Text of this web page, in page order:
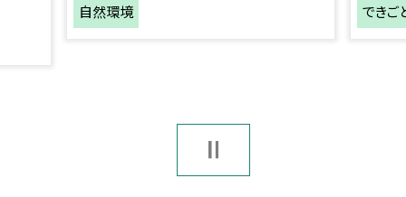
自然環境
できご